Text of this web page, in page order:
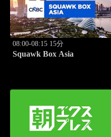
08:00-08:15 15分
Squawk Box Asia